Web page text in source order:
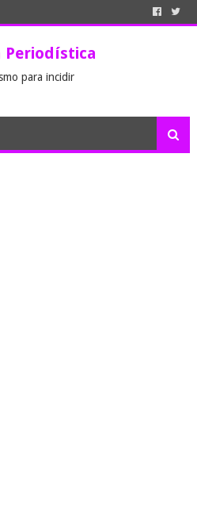
Periodística
para incidir